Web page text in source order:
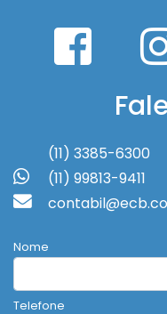
(11) 3385-6300
(11) 99813-9411
Nome
Telefone